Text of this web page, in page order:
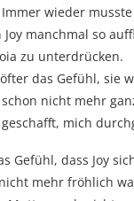
wieder
manchmal so
zu unterdrücken.
das Gefühl, sie
nicht mehr
mich
Gefühl, dass Joy
mehr fröhlich